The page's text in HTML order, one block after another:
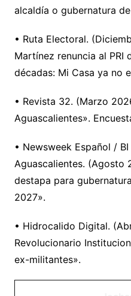
alcaldía o gubernatura
• Ruta Electoral.
Martínez renuncia al PRI
décadas: Mi Casa ya no
• Revista 32. (Marzo
Aguascalientes».
• Newsweek Español /
Aguascalientes. (Agosto
destapa para
2027».
• Hidrocalido Digital.
Revolucionario
ex-militantes».